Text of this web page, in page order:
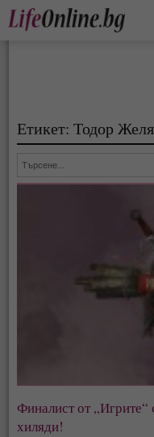
Етикет: Тодор
Финалист от „Игрите“
хиляди!